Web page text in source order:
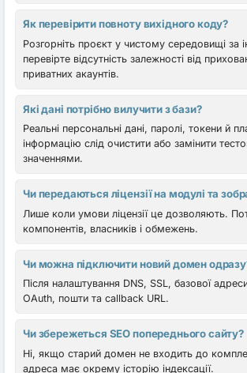
Як перевірити повноту вихідного коду?
Розгорніть проєкт у чистому середовищі за
перевірте відсутність залежності від
приватних акаунтів.
Які дані потрібно вилучити з бази?
Реальні персональні дані, паролі, токени й
інформацію слід очистити або замінити
значеннями.
Чи передаються ліцензії на модулі та
Лише коли умови ліцензії це дозволяють.
компонентів, власників і обмежень.
Чи можна підключити новий домен
Після налаштування DNS, SSL, базової
OAuth, пошти та callback URL.
Чи збережеться SEO попереднього сайту?
Ні, якщо старий домен не входить до
адреса має окрему історію індексації.